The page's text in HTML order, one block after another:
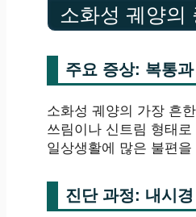
소화성 궤양의
주요 증상: 복통
소화성 궤양의 가장 흔
쓰림이나 신트림 형태
일상생활에 많은 불편
진단 과정: 내시